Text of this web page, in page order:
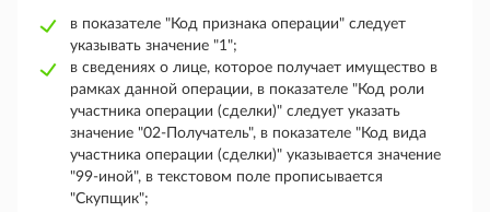
в показателе "Код признака операции" следует
указывать значение "1";
в сведениях о лице, которое получает имущество в
рамках данной операции, в показателе "Код роли
участника операции (сделки)" следует указать
значение "02-Получатель", в показателе "Код вида
участника операции (сделки)" указывается значение
"99-иной", в текстовом поле прописывается
"Скупщик";